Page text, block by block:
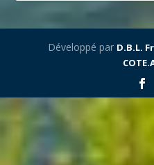
Développé par D.B.L.